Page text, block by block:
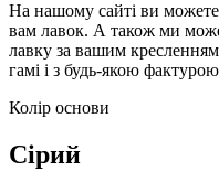
На нашому сайті ви
вам лавок. А також ми
лавку за вашим кресленням
гамі і з будь-якою фактурою
Колір основи
Сірий